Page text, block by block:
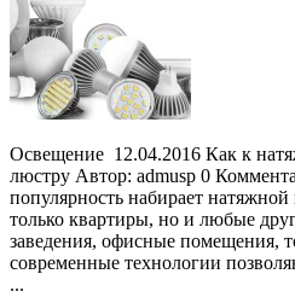
Освещение 12.04.2016 Как к
люстру Автор: admusp 0
популярность набирает
только квартиры, но и любые
заведения, офисные помещения,
современные технологии
...